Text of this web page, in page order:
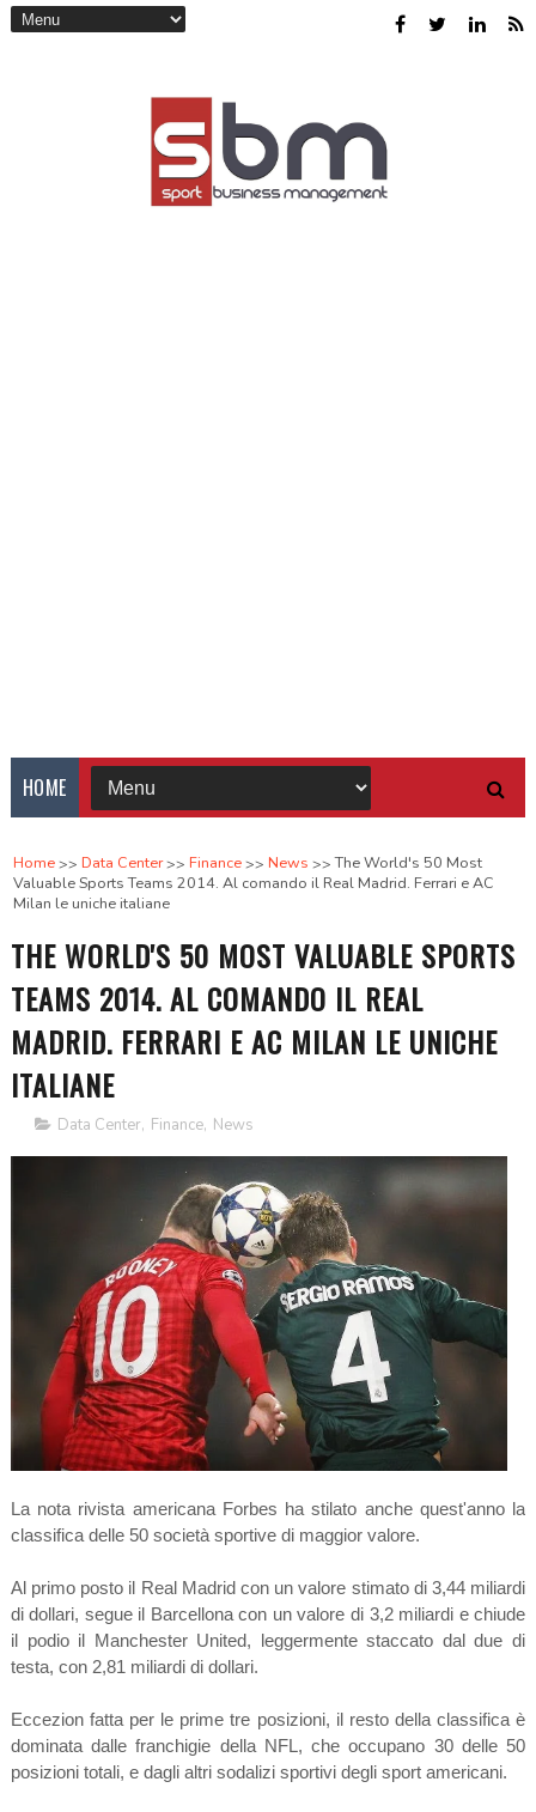
HOME
Home Data Center Finance News
The World's 50 Most
Valuable Sports Teams 2014. Al comando il Real Madrid. Ferrari e AC
Milan le uniche italiane
THE WORLD'S 50 MOST VALUABLE SPORTS
TEAMS 2014. AL COMANDO IL REAL
MADRID. FERRARI E AC MILAN LE UNICHE
ITALIANE
Data Center, Finance, News
La nota rivista americana Forbes ha stilato anche quest'anno la
classifica delle 50 società sportive di maggior valore.
Al primo posto il Real Madrid con un valore stimato di 3,44 miliardi
di dollari, segue il Barcellona con un valore di 3,2 miliardi e chiude
il podio il Manchester United, leggermente staccato dal due di
testa, con 2,81 miliardi di dollari.
Eccezion fatta per le prime tre posizioni, il resto della classifica è
dominata dalle franchigie della NFL, che occupano 30 delle 50
posizioni totali, e dagli altri sodalizi sportivi degli sport americani.